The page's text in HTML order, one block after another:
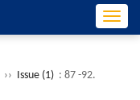
›› Issue (1) : 87 -92.